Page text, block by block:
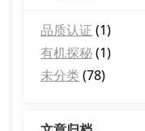
品质认证 (1)
有机探秘(1)
未分类(78)